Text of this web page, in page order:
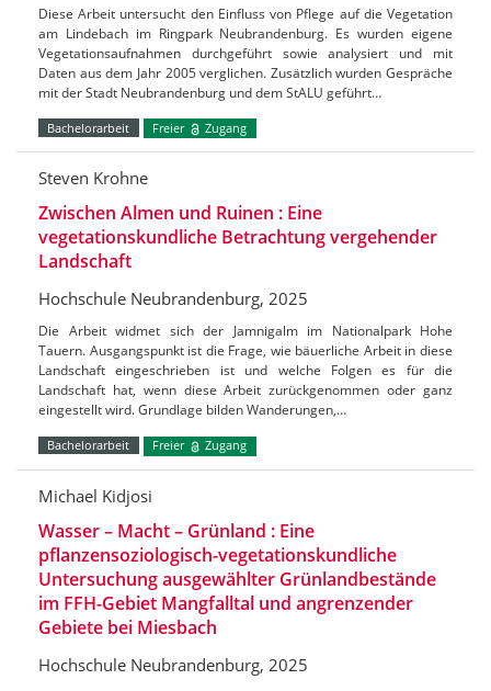
Diese Arbeit untersucht den Einfluss von Pflege auf die Vegetation
am Lindebach im Ringpark Neubrandenburg. Es wurden eigene
Vegetationsaufnahmen durchgeführt sowie analysiert und mit
Daten aus dem Jahr 2005 verglichen. Zusätzlich wurden Gespräche
mit der Stadt Neubrandenburg und dem StALU geführt…
Bachelorarbeit Freier Zugang
Steven Krohne
Zwischen Almen und Ruinen : Eine
vegetationskundliche Betrachtung vergehender
Landschaft
Hochschule Neubrandenburg, 2025
Die Arbeit widmet sich der Jamnigalm im Nationalpark Hohe
Tauern. Ausgangspunkt ist die Frage, wie bäuerliche Arbeit in diese
Landschaft eingeschrieben ist und welche Folgen es für die
Landschaft hat, wenn diese Arbeit zurückgenommen oder ganz
eingestellt wird. Grundlage bilden Wanderungen,…
Bachelorarbeit Freier Zugang
Michael Kidjosi
Wasser – Macht – Grünland : Eine
pflanzensoziologisch-vegetationskundliche
Untersuchung ausgewählter Grünlandbestände
im FFH-Gebiet Mangfalltal und angrenzender
Gebiete bei Miesbach
Hochschule Neubrandenburg, 2025